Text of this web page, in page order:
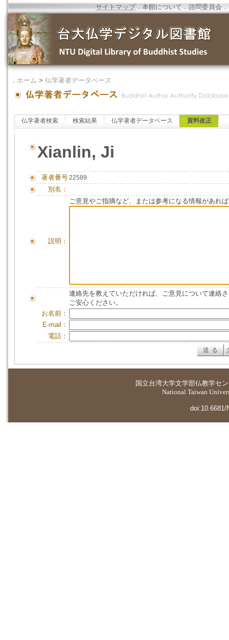
サイトマップ．本館について ．諮問委員会 ．
． ホーム > 仏学著者データベース
仏学著者検索 検索結果 仏学著者データベース 資料改正
Xianlin, Ji
著者番号22589
別名：
説明：
ご意見やご指摘など、または参考になる情報があれ
連絡先を教えていただければ、ご意見について連絡
ご安心ください。
お名前：
E-mail：
電話：
国立台湾大学文学部仏教学セ
National Taiwan
doi:10.6681/